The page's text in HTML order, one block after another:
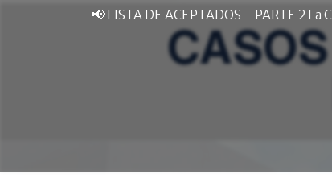
📢 LISTA DE ACEPTADOS – PARTE 2